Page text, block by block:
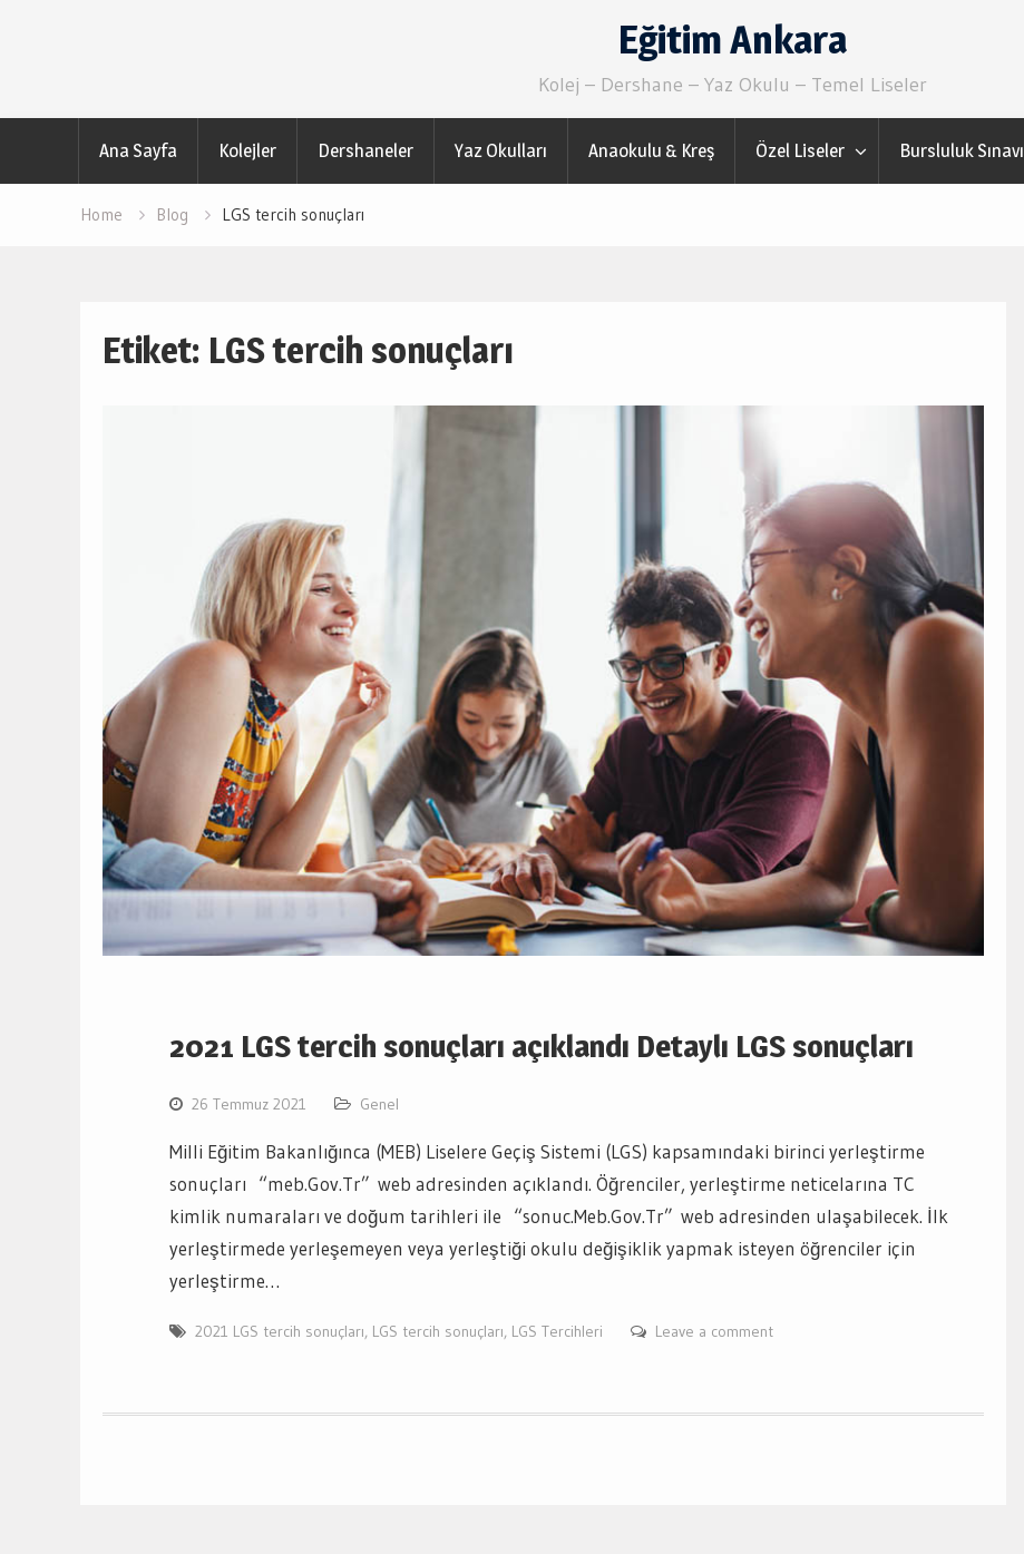
Eğitim Ankara
Kolej – Dershane – Yaz Okulu – Temel Liseler
Ana Sayfa Kolejler Dershaneler Yaz Okulları Anaokulu & Kreş Özel Liseler Bursluluk Sınavı
Home Blog LGS tercih sonuçları
Etiket: LGS tercih sonuçları
2021 LGS tercih sonuçları açıklandı Detaylı LGS sonuçları
26 Temmuz 2021 Genel
Milli Eğitim Bakanlığınca (MEB) Liselere Geçiş Sistemi (LGS) kapsamındaki birinci yerleştirme
sonuçları “meb.Gov.Tr” web adresinden açıklandı. Öğrenciler, yerleştirme neticelarına TC
kimlik numaraları ve doğum tarihleri ile “sonuc.Meb.Gov.Tr” web adresinden ulaşabilecek. İlk
yerleştirmede yerleşemeyen veya yerleştiği okulu değişiklik yapmak isteyen öğrenciler için
yerleştirme…
2021 LGS tercih sonuçları, LGS tercih sonuçları, LGS Tercihleri Leave a comment